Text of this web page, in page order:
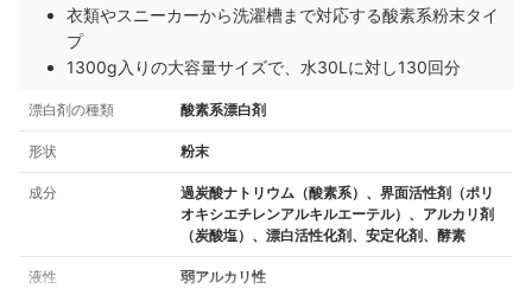
衣類やスニーカーから洗濯槽まで対応する酸素系粉末タイ
プ
1300g入りの大容量サイズで、水30Lに対し130回分
漂白剤の種類 酸素系漂白剤
形状 粉末
成分
過炭酸ナトリウム（酸素系）、界面活性剤（ポリ
オキシエチレンアルキルエーテル）、アルカリ剤
（炭酸塩）、漂白活性化剤、安定化剤、酵素
液性 弱アルカリ性